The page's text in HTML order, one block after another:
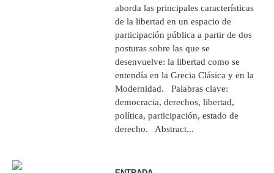
aborda las principales características
de la libertad en un espacio de
participación pública a partir de dos
posturas sobre las que se
desenvuelve: la libertad como se
entendía en la Grecia Clásica y en la
Modernidad. Palabras clave:
democracia, derechos, libertad,
política, participación, estado de
derecho. Abstract...